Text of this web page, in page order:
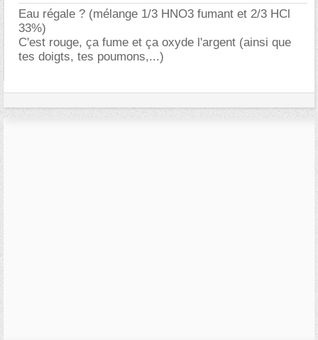
Eau régale ? (mélange 1/3 HNO3 fumant et 2/3 HCl
33%)
C'est rouge, ça fume et ça oxyde l'argent (ainsi que
tes doigts, tes poumons,...)